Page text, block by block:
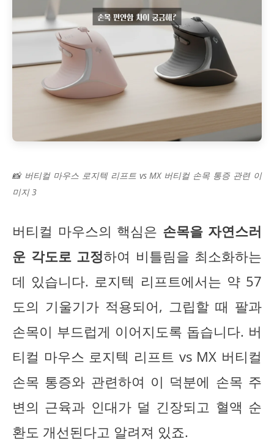
📸 버티컬 마우스 로지텍 리프트 vs MX 버티컬 손목 통증 관련 이
미지 3
버티컬 마우스의 핵심은 손목을 자연스러
운 각도로 고정하여 비틀림을 최소화하는
데 있습니다. 로지텍 리프트에서는 약 57
도의 기울기가 적용되어, 그립할 때 팔과
손목이 부드럽게 이어지도록 돕습니다. 버
티컬 마우스 로지텍 리프트 vs MX 버티컬
손목 통증와 관련하여 이 덕분에 손목 주
변의 근육과 인대가 덜 긴장되고 혈액 순
환도 개선된다고 알려져 있죠.